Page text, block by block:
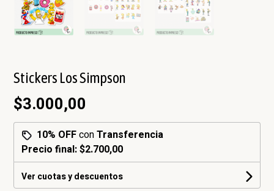
Stickers Los Simpson
$3.000,00
10% OFFconTransferencia
Precio final:$2.700,00
Ver cuotas y descuentos